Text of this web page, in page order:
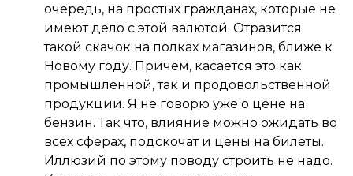
очередь, на простых гражданах, которые не
имеют дело с этой валютой. Отразится
такой скачок на полках магазинов, ближе к
Новому году. Причем, касается это как
промышленной, так и продовольственной
продукции. Я не говорю уже о цене на
бензин. Так что, влияние можно ожидать во
всех сферах, подскочат и цены на билеты.
Иллюзий по этому поводу строить не надо.